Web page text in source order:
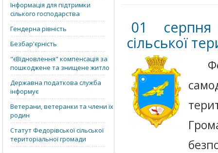
Інформація для підтримки
сілького господарства
Гендерна рівність
Безбар'єрність
"єВідновлення" компенсація за
пошкоджене та знищене житло
Державна податкова служба
інформує
Ветерани, ветеранки та члени їх
родин
Статут Федорівської сільської
територіальної громади
01 серпня
сільської